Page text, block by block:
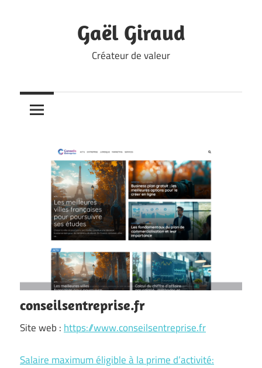
Gaël Giraud
Créateur de valeur
conseilsentreprise.fr
Site web : https://www.conseilsentreprise.fr
Salaire maximum éligible à la prime d’activité: